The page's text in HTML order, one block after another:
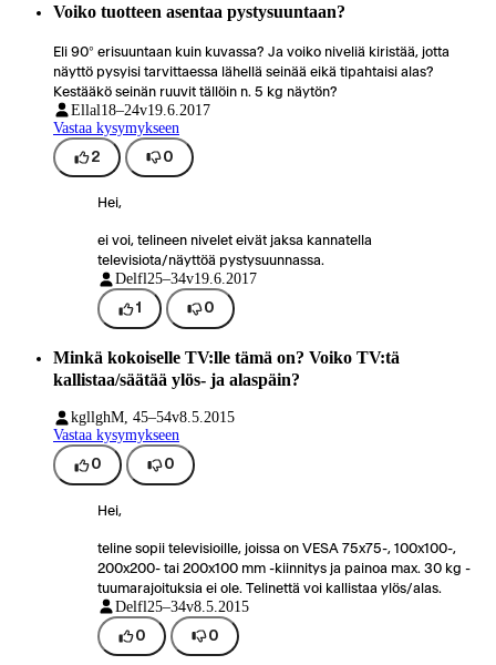
Voiko tuotteen asentaa pystysuuntaan?
Eli 90° erisuuntaan kuin kuvassa? Ja voiko niveliä kiristää, jotta
näyttö pysyisi tarvittaessa lähellä seinää eikä tipahtaisi alas?
Kestääkö seinän ruuvit tällöin n. 5 kg näytön?
Ellal18–24v19.6.2017
Vastaa kysymykseen
2 0
Hei,
ei voi, telineen nivelet eivät jaksa kannatella
televisiota/näyttöä pystysuunnassa.
Delfl25–34v19.6.2017
1 0
Minkä kokoiselle TV:lle tämä on? Voiko TV:tä
kallistaa/säätää ylös- ja alaspäin?
kgllghM, 45–54v8.5.2015
Vastaa kysymykseen
0 0
Hei,
teline sopii televisioille, joissa on VESA 75x75-, 100x100-,
200x200- tai 200x100 mm -kiinnitys ja painoa max. 30 kg -
tuumarajoituksia ei ole. Telinettä voi kallistaa ylös/alas.
Delfl25–34v8.5.2015
0 0